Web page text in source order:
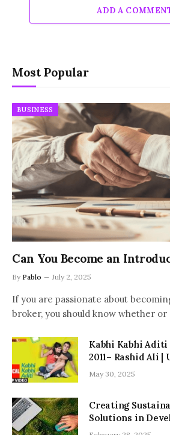
ADD A
Most Popular
BUSINESS
Can You Become an
By Pablo July 2, 2025
If you are passionate about
broker, you should know whether
Kabhi Kabhi
2011– Rashid Ali |
May 30, 2025
Creating
Solutions in